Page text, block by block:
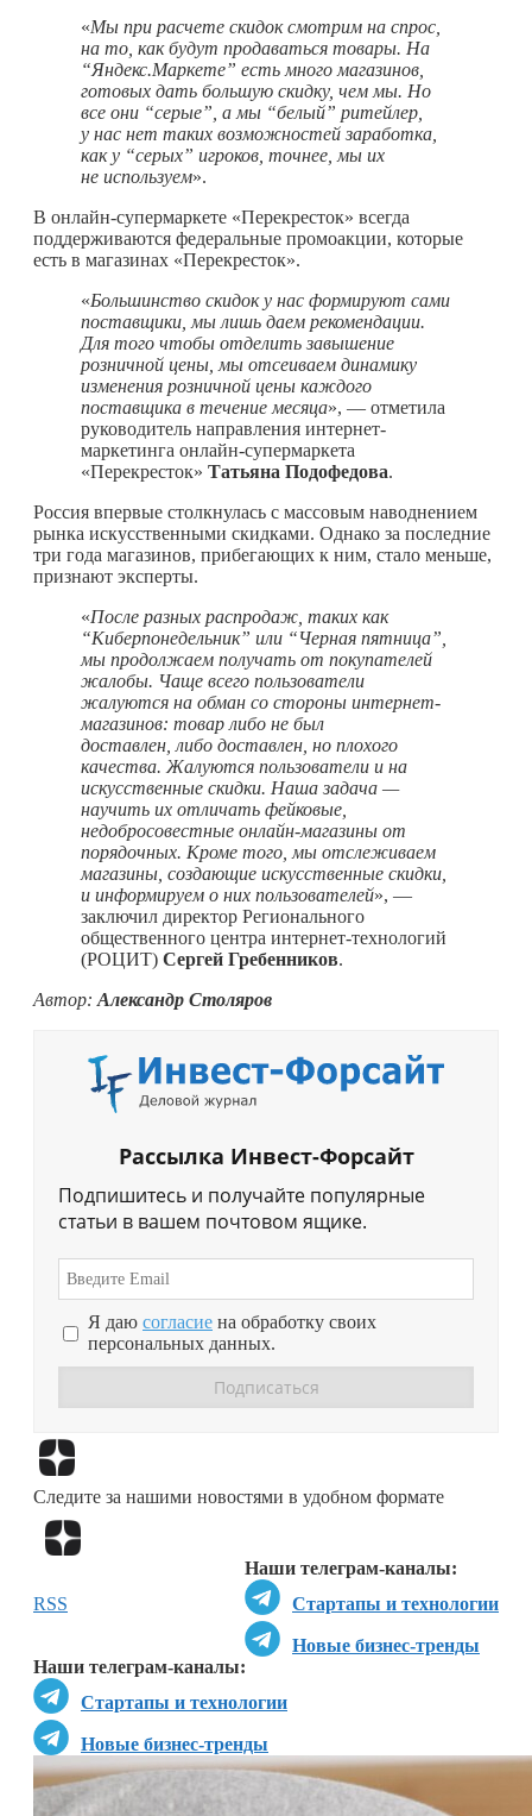
«Мы при расчете скидок смотрим на спрос,
на то, как будут продаваться товары. На
“Яндекс.Маркете” есть много магазинов,
готовых дать большую скидку, чем мы. Но
все они “серые”, а мы “белый” ритейлер,
у нас нет таких возможностей заработка,
как у “серых” игроков, точнее, мы их
не используем».
В онлайн-супермаркете «Перекресток» всегда
поддерживаются федеральные промоакции, которые
есть в магазинах «Перекресток».
«Большинство скидок у нас формируют сами
поставщики, мы лишь даем рекомендации.
Для того чтобы отделить завышение
розничной цены, мы отсеиваем динамику
изменения розничной цены каждого
поставщика в течение месяца», — отметила
руководитель направления интернет-
маркетинга онлайн-супермаркета
«Перекресток» Татьяна Подофедова.
Россия впервые столкнулась с массовым наводнением
рынка искусственными скидками. Однако за последние
три года магазинов, прибегающих к ним, стало меньше,
признают эксперты.
«После разных распродаж, таких как
“Киберпонедельник” или “Черная пятница”,
мы продолжаем получать от покупателей
жалобы. Чаще всего пользователи
жалуются на обман со стороны интернет-
магазинов: товар либо не был
доставлен, либо доставлен, но плохого
качества. Жалуются пользователи и на
искусственные скидки. Наша задача —
научить их отличать фейковые,
недобросовестные онлайн-магазины от
порядочных. Кроме того, мы отслеживаем
магазины, создающие искусственные скидки,
и информируем о них пользователей», —
заключил директор Регионального
общественного центра интернет-технологий
(РОЦИТ) Сергей Гребенников.
Автор: Александр Столяров
Рассылка Инвест-Форсайт
Подпишитесь и получайте популярные
статьи в вашем почтовом ящике.
Я даю согласие на обработку своих
персональных данных.
Следите за нашими новостями в удобном формате
Наши телеграм-каналы:
Стартапы и технологии
Новые бизнес-тренды
Наши телеграм-каналы:
Стартапы и технологии
Новые бизнес-тренды
RSS